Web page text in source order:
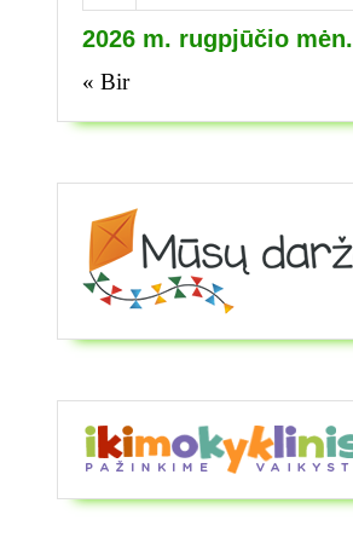
2026 m. rugpjūčio mėn.
« Bir